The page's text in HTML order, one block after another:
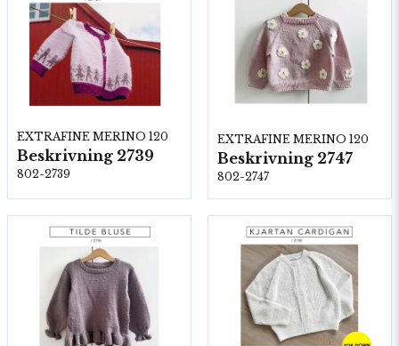
EXTRAFINE MERINO 120
Beskrivning 2739
802-2739
EXTRAFINE MERINO 120
Beskrivning 2747
802-2747